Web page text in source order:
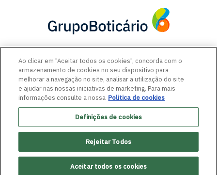
MAPA DO SITE
TECH
CANAL DE CONDUTA
Ao clicar em "Aceitar todos os cookies", concorda com o
armazenamento de cookies no seu dispositivo para
melhorar a navegação no site, analisar a utilização do site
e ajudar nas nossas iniciativas de marketing. Para mais
informações consulte a nossa Politica de cookies
Definições de cookies
Rejeitar Todos
Aceitar todos os cookies